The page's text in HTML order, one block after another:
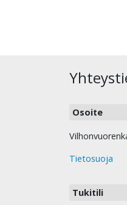
Osoite
Tietosuoja
Tukitili